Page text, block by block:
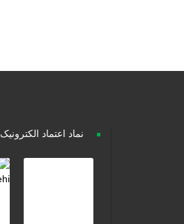
نماد اعتماد الکترونیک